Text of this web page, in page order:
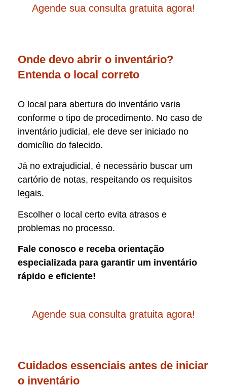
Agende sua consulta gratuita agora!
Onde devo abrir o inventário?
Entenda o local correto
O local para abertura do inventário varia
conforme o tipo de procedimento. No caso de
inventário judicial, ele deve ser iniciado no
domicílio do falecido.
Já no extrajudicial, é necessário buscar um
cartório de notas, respeitando os requisitos
legais.
Escolher o local certo evita atrasos e
problemas no processo.
Fale conosco e receba orientação
especializada para garantir um inventário
rápido e eficiente!
Agende sua consulta gratuita agora!
Cuidados essenciais antes de iniciar
o inventário